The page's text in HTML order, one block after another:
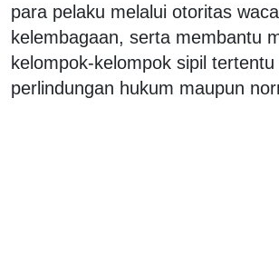
para pelaku melalui otoritas
kelembagaan, serta membantu
kelompok-kelompok sipil tertentu
perlindungan hukum maupun